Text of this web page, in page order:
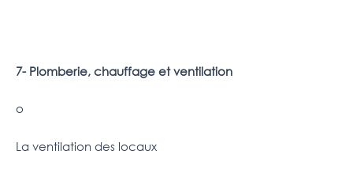
7- Plomberie, chauffage et ventilation
o
La ventilation des locaux